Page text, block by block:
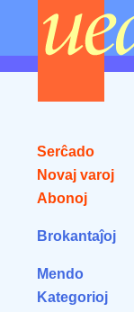
Serĉado
Novaj varoj
Abonoj
Brokantaĵoj
Mendo
Kategorioj